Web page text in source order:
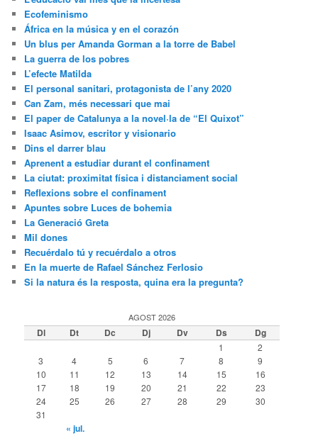
Ecofeminismo
África en la música y en el corazón
Un blus per Amanda Gorman a la torre de Babel
La guerra de los pobres
L’efecte Matilda
El personal sanitari, protagonista de l’any 2020
Can Zam, més necessari que mai
El paper de Catalunya a la novel·la de “El Quixot”
Isaac Asimov, escritor y visionario
Dins el darrer blau
Aprenent a estudiar durant el confinament
La ciutat: proximitat física i distanciament social
Reflexions sobre el confinament
Apuntes sobre Luces de bohemia
La Generació Greta
Mil dones
Recuérdalo tú y recuérdalo a otros
En la muerte de Rafael Sánchez Ferlosio
Si la natura és la resposta, quina era la pregunta?
AGOST 2026
Dl Dt Dc Dj Dv Ds Dg
1
2
3
4 5 6 7 8
9
10
11 12 13 14 15
16
17
18 19 20 21 22
23
24
25 26 27 28 29
30
31
« jul.